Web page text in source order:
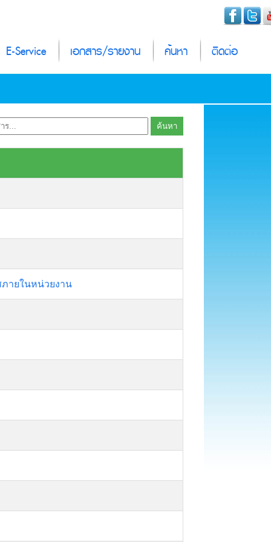
E-Service เอกสาร/รายงาน ค้นหา ติดต่อ
ายในหน่วยงาน